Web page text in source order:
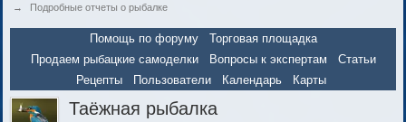
→
Подробные отчеты о рыбалке
Помощь по форуму
Торговая площадка
Продаем рыбацкие самоделки
Вопросы к экспертам
Статьи
Рецепты
Пользователи Календарь Карты
Таёжная рыбалка